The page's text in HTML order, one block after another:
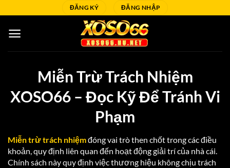
nội
ĐĂNG KÝ ĐĂNG NHẬP
Miễn Trừ Trách Nhiệm
XOSO66 – Đọc Kỹ Để Tránh Vi
Phạm
Miễn trừ trách nhiệmđóng vai trò then chốt trong các điều
khoản, quy định liên quan đến hoạt động giải trí của nhà cái.
Chính sách này quy định việc thương hiệu không chịu trách